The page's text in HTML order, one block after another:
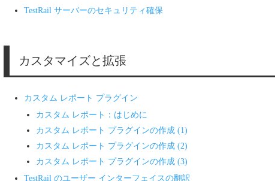
TestRail サーバーのセキュリティ確保
カスタマイズと拡張
カスタム レポート プラグイン
カスタム レポート：はじめに
カスタム レポート プラグインの作成 (1)
カスタム レポート プラグインの作成 (2)
カスタム レポート プラグインの作成 (3)
TestRail のユーザー インターフェイスの翻訳